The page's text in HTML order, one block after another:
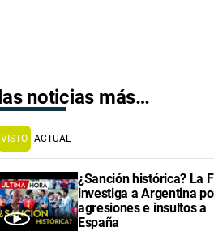
las noticias más…
VISTO ACTUAL
¿Sanción histórica? La
investiga a Argentina
agresiones e insultos a
España